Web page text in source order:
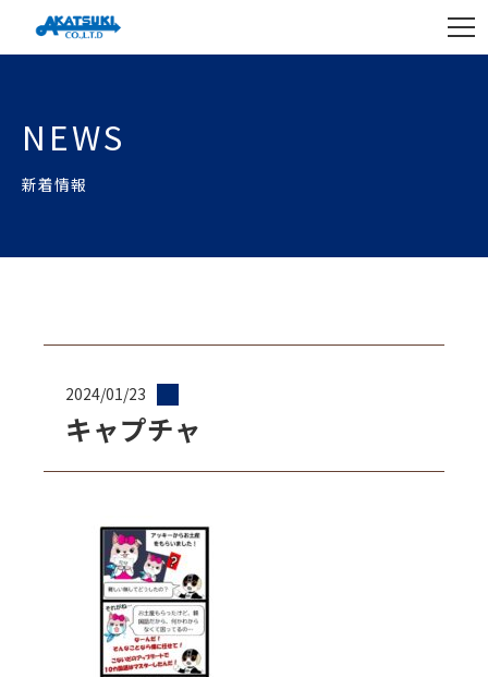
NEWS
新着情報
2024/01/23
キャプチャ